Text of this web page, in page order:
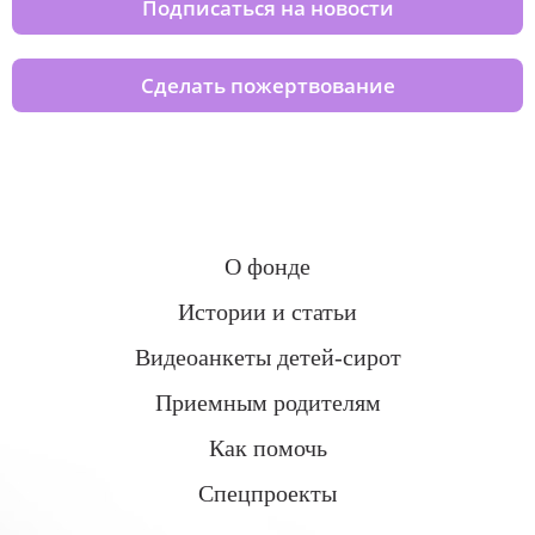
Подписаться на новости
Сделать пожертвование
О фонде
Истории и статьи
Видеоанкеты детей-сирот
Приемным родителям
Как помочь
Спецпроекты